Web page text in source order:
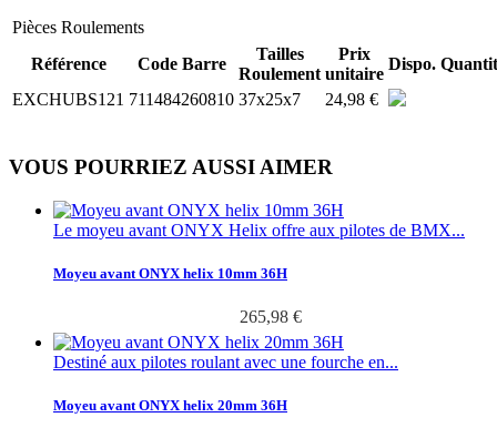
Pièces Roulements
Référence
Code Barre
Tailles
Roulement
Prix
unitaire
Dispo.
EXCHUBS121 711484260810 37x25x7 24,98 €
VOUS POURRIEZ AUSSI AIMER
Le moyeu avant ONYX Helix offre aux pilotes de BMX...
Moyeu avant ONYX helix 10mm 36H
265,98 €
Destiné aux pilotes roulant avec une fourche en...
Moyeu avant ONYX helix 20mm 36H